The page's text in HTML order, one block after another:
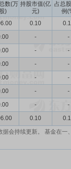
数(万
股)
持股市值(亿
元)
占总
例
0.10
- -
- -
- -
- -
- -
- -
0.10
会持续更新。 基金在一